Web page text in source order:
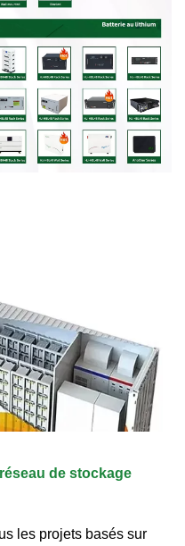
de stockage
les projets basés sur